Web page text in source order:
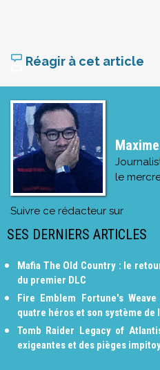
Réagir à cet article
le
Suivre ce rédacteur sur
SES DERNIERS ARTICLES
Mafia The Old Country : le
du premier DLC
Fire Emblem Fortune's
quatre héros et son système
Tomb Raider Legacy of
exigeantes et des pièges